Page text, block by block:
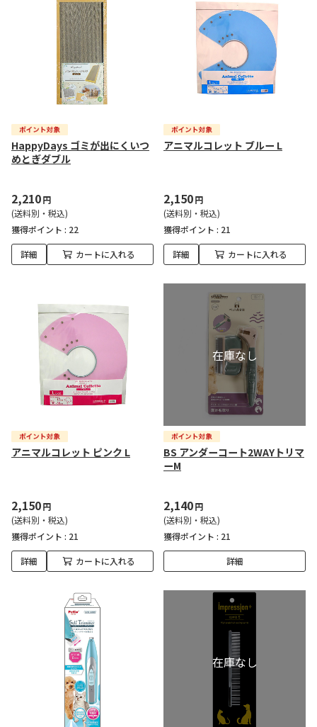
HappyDays ゴミが出にくいつ
めとぎダブル
2,210円
(送料別・税込)
獲得ポイント : 22
詳細 カートに入れる
アニマルコレット ブルー L
2,150円
(送料別・税込)
獲得ポイント : 21
詳細 カートに入れる
アニマルコレット ピンク L
2,150円
(送料別・税込)
獲得ポイント : 21
詳細 カートに入れる
BS アンダーコート2WAYトリマ
ーM
2,140円
(送料別・税込)
獲得ポイント : 21
詳細